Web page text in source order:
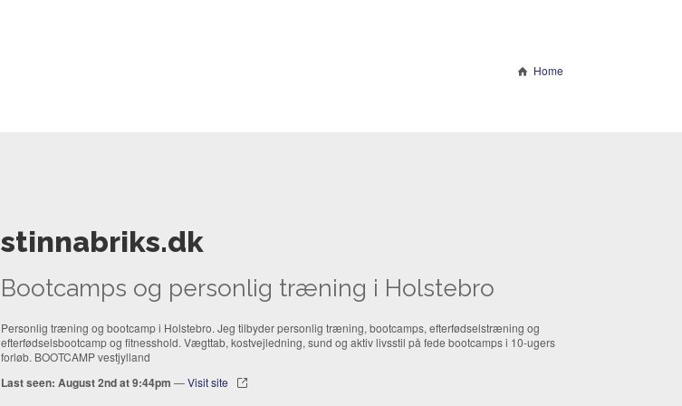
Home
stinnabriks.dk
Bootcamps og personlig træning i Holstebro
Personlig træning og bootcamp i Holstebro. Jeg tilbyder personlig træning, bootcamps, efterfødselstræning og
efterfødselsbootcamp og fitnesshold. Vægttab, kostvejledning, sund og aktiv livsstil på fede bootcamps i 10-ugers
forløb. BOOTCAMP vestjylland
Last seen: August 2nd at 9:44pm —Visit site